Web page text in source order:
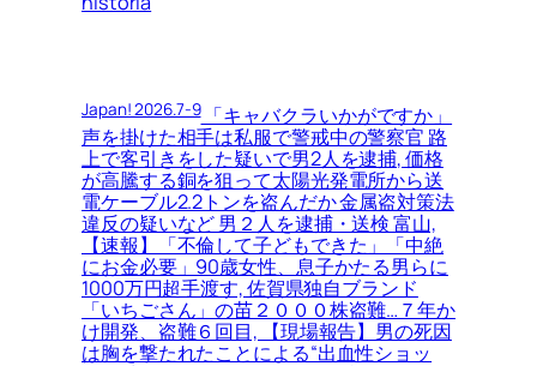
Japan! 2026.7-9「キャバクラいかがですか」
声を掛けた相手は私服で警戒中の警察官 路
上で客引きをした疑いで男2人を逮捕, 価格
が高騰する銅を狙って太陽光発電所から送
電ケーブル2.2トンを盗んだか 金属盗対策法
違反の疑いなど 男２人を逮捕・送検 富山,
【速報】「不倫して子どもできた」「中絶
にお金必要」90歳女性、息子かたる男らに
1000万円超手渡す, 佐賀県独自ブランド
「いちごさん」の苗２０００株盗難…７年か
け開発、盗難６回目, 【現場報告】男の死因
は胸を撃たれたことによる“出血性ショッ